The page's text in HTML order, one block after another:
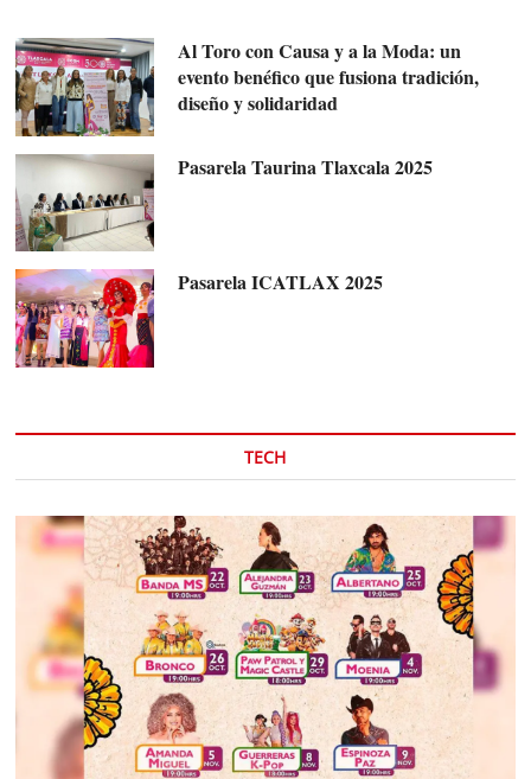
Al Toro con Causa y a la Moda: un
evento benéfico que fusiona tradición,
diseño y solidaridad
Pasarela Taurina Tlaxcala 2025
Pasarela ICATLAX 2025
TECH